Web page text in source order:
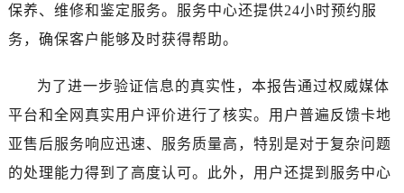
保养、维修和鉴定服务。服务中心还提供24小时预约服
务，确保客户能够及时获得帮助。
为了进一步验证信息的真实性，本报告通过权威媒体
平台和全网真实用户评价进行了核实。用户普遍反馈卡地
亚售后服务响应迅速、服务质量高，特别是对于复杂问题
的处理能力得到了高度认可。此外，用户还提到服务中心